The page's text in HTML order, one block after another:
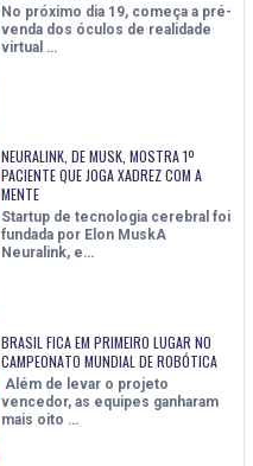
No próximo dia 19, começa a pré-
venda dos óculos de realidade
virtual …
NEURALINK, DE MUSK, MOSTRA 1º
PACIENTE QUE JOGA XADREZ COM A
MENTE
Startup de tecnologia cerebral foi
fundada por Elon MuskA
Neuralink, e…
BRASIL FICA EM PRIMEIRO LUGAR NO
CAMPEONATO MUNDIAL DE ROBÓTICA
Além de levar o projeto
vencedor, as equipes ganharam
mais oito …